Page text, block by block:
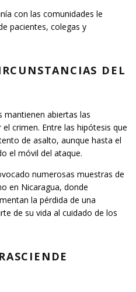
con las comunidades le
pacientes, colegas y
DEL
mantienen abiertas las
crimen. Entre las hipótesis que
de asalto, aunque hasta el
el móvil del ataque.
numerosas muestras de
en Nicaragua, donde
la pérdida de una
de su vida al cuidado de los